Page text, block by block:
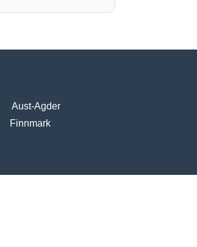
Aust-Agder
Finnmark